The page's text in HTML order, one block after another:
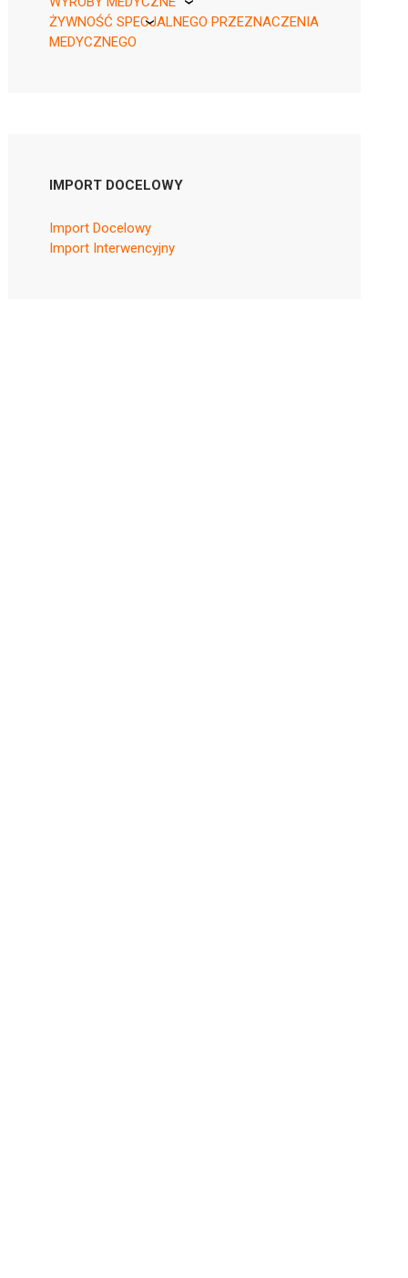
KikGel
ŻYWNOŚĆ SPECJALNEGO PRZEZNACZENIA
MEDYCZNEGO
IMPORT DOCELOWY
Import Docelowy
Import Interwencyjny